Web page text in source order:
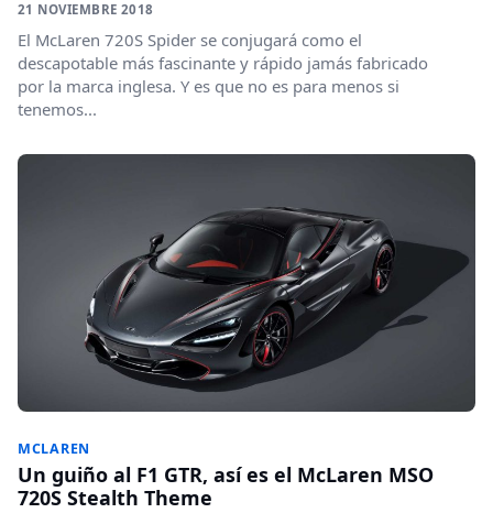
21 NOVIEMBRE 2018
El McLaren 720S Spider se conjugará como el
descapotable más fascinante y rápido jamás fabricado
por la marca inglesa. Y es que no es para menos si
tenemos...
MCLAREN
Un guiño al F1 GTR, así es el McLaren MSO
720S Stealth Theme